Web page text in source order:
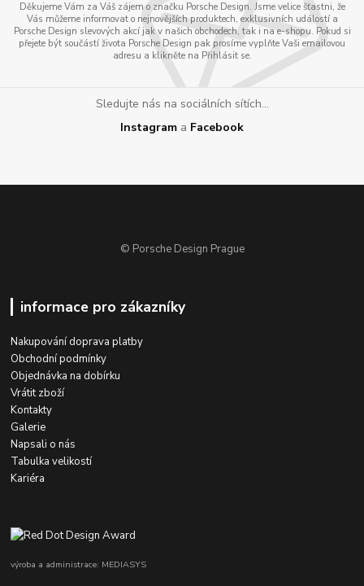
Děkujeme Vám za Váš zájem o značku Porsche Design. Jsme velice šťastni, že
Vás můžeme informovat o nejnovějších produktech, exklusivních událostí a
Porsche Design slevových akcí jak v našich obchodech, tak i na e-shopu. Pokud si
přejete být součástí života Porsche Design pak prosíme vyplňte Vaši emailovou
adresu a klikněte na Přihlásit se.
Sledujte nás na sociálních sítích...
Instagram a Facebook
© Porsche Design Prague
informace pro zákazníky
Nakupování doprava platby
Obchodní podmínky
Objednávka na dobírku
Vrátit zboží
Kontakty
Galerie
Napsali o nás
Tabulka velikostí
Kariéra
výroba a administrace: MEDIASYS